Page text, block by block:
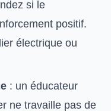
si le
positif.
électrique ou
: un éducateur
ne travaille pas de